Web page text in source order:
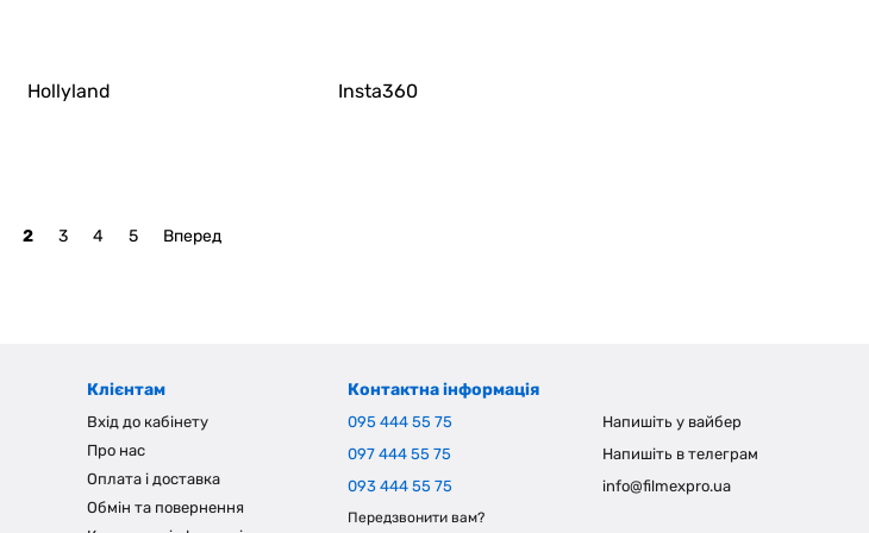
Hollyland Insta360
2 3 4 5 Вперед
Клієнтам
Вхід до кабінету
Про нас
Оплата і доставка
Обмін та повернення
Контактна інформація
095 444 55 75
097 444 55 75
093 444 55 75
Передзвонити вам?
Напишіть у вайбер
Напишіть в телеграм
info@filmexpro.ua